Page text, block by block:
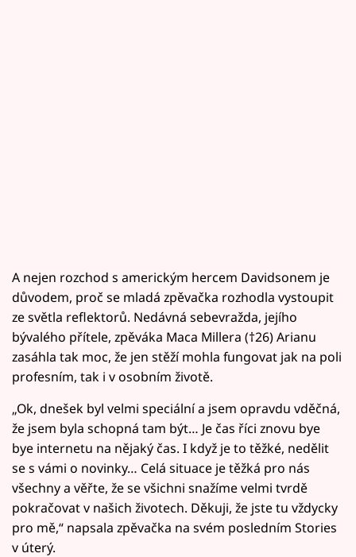
A nejen rozchod s americkým hercem Davidsonem je
důvodem, proč se mladá zpěvačka rozhodla vystoupit
ze světla reflektorů. Nedávná sebevražda, jejího
bývalého přítele, zpěváka Maca Millera (†26) Arianu
zasáhla tak moc, že jen stěží mohla fungovat jak na poli
profesním, tak i v osobním životě.
„Ok, dnešek byl velmi speciální a jsem opravdu vděčná,
že jsem byla schopná tam být… Je čas říci znovu bye
bye internetu na nějaký čas. I když je to těžké, nedělit
se s vámi o novinky… Celá situace je těžká pro nás
všechny a věřte, že se všichni snažíme velmi tvrdě
pokračovat v našich životech. Děkuji, že jste tu vždycky
pro mě,“ napsala zpěvačka na svém posledním Stories
v úterý.